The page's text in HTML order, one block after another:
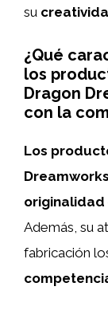
su
¿Qué
los
Dragon
con la
Los
originalidad
Además, su
fabricación